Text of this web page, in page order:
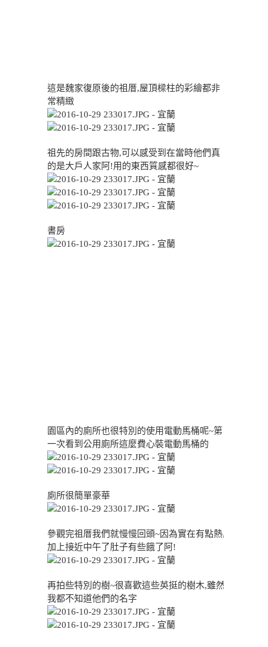
這是魏家復原後的祖厝,屋頂樑柱的彩繪都非
常精緻
祖先的房間跟古物,可以感受到在當時他們真
的是大戶人家阿!用的東西質感都很好~
書房
園區內的廁所也很特別的使用電動馬桶呢~第
一次看到公用廁所這麼費心裝電動馬桶的
廁所很簡單豪華
參觀完祖厝我們就慢慢回頭~因為實在有點熱,
加上接近中午了肚子有些餓了阿!
再拍些特別的樹~很喜歡這些英挺的樹木,雖然
我都不知道他們的名字